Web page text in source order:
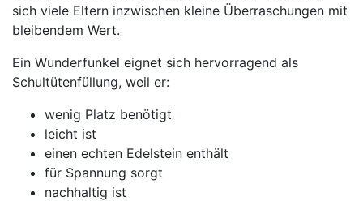
sich viele Eltern inzwischen kleine Überraschungen mit
bleibendem Wert.
Ein Wunderfunkel eignet sich hervorragend als
Schultütenfüllung, weil er:
wenig Platz benötigt
leicht ist
einen echten Edelstein enthält
für Spannung sorgt
nachhaltig ist